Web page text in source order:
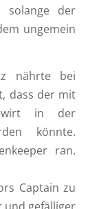
solange der
ungemein
nährte bei
dass der mit
in der
könnte.
ran.
Captain zu